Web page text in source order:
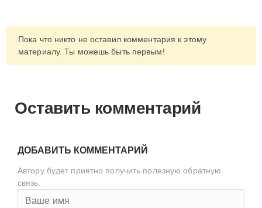
Пока что никто не оставил комментария к этому
материалу. Ты можешь быть первым!
Оставить комментарий
ДОБАВИТЬ КОММЕНТАРИЙ
Автору будет приятно получить полезную обратную
связь.